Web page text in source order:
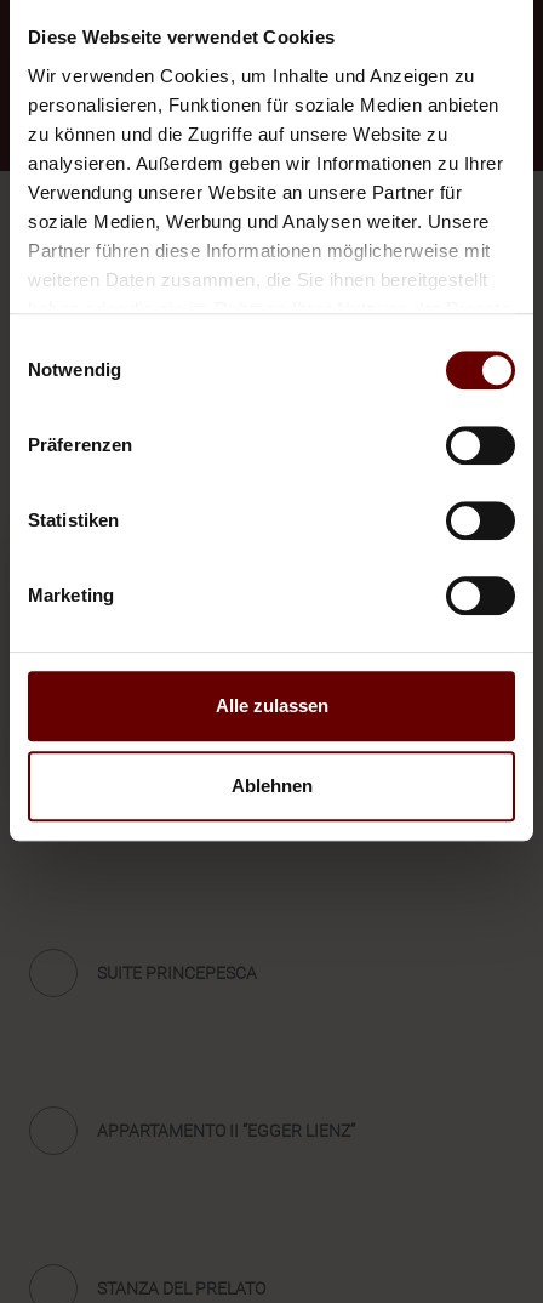
Diese Webseite verwendet Cookies
Wir verwenden Cookies, um Inhalte und Anzeigen zu
personalisieren, Funktionen für soziale Medien anbieten
zu können und die Zugriffe auf unsere Website zu
analysieren. Außerdem geben wir Informationen zu Ihrer
Verwendung unserer Website an unsere Partner für
soziale Medien, Werbung und Analysen weiter. Unsere
Partner führen diese Informationen möglicherweise mit
weiteren Daten zusammen, die Sie ihnen bereitgestellt
Notwendig
Präferenzen
Statistiken
Marketing
Alle zulassen
Ablehnen
‹›
Appartamenti Vacanze Nel
Landhaus E Nel Castello Di
CAMERE ANCORA PIÙ ELEGANTI
APPARTAMENTO I “CACCIATORE”
SUITE PRINCEPESCA
APPARTAMENTO II “EGGER LIENZ”
STANZA DEL PRELATO